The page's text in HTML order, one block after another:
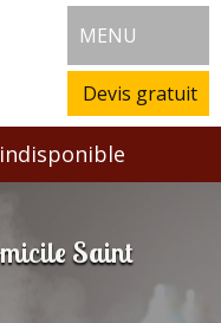
MENU
Devis gratuit
indisponible
Saint